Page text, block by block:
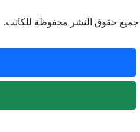
جميع حقوق النشر محفوظة للكاتب.